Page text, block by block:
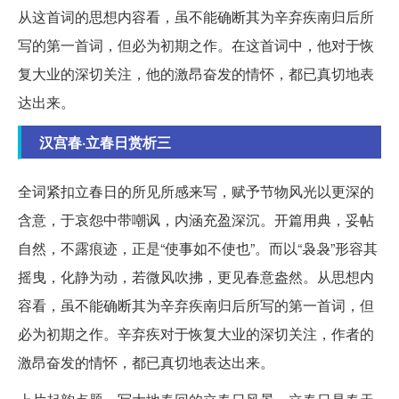
从这首词的思想内容看，虽不能确断其为辛弃疾南归后所
写的第一首词，但必为初期之作。在这首词中，他对于恢
复大业的深切关注，他的激昂奋发的情怀，都已真切地表
达出来。
汉宫春·立春日赏析三
全词紧扣立春日的所见所感来写，赋予节物风光以更深的
含意，于哀怨中带嘲讽，内涵充盈深沉。开篇用典，妥帖
自然，不露痕迹，正是“使事如不使也”。而以“袅袅”形容其
摇曳，化静为动，若微风吹拂，更见春意盎然。从思想内
容看，虽不能确断其为辛弃疾南归后所写的第一首词，但
必为初期之作。辛弃疾对于恢复大业的深切关注，作者的
激昂奋发的情怀，都已真切地表达出来。